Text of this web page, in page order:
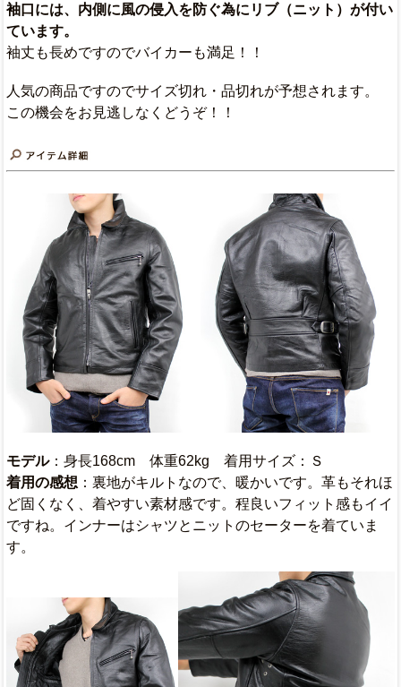
袖口には、内側に風の侵入を防ぐ為にリブ（ニット）が付い
ています。
袖丈も長めですのでバイカーも満足！！
人気の商品ですのでサイズ切れ・品切れが予想されます。
この機会をお見逃しなくどうぞ！！
モデル：身長168cm 体重62kg 着用サイズ：Ｓ
着用の感想 ：裏地がキルトなので、暖かいです。革もそれほ
ど固くなく、着やすい素材感です。程良いフィット感もイイ
ですね。インナーはシャツとニットのセーターを着ていま
す。